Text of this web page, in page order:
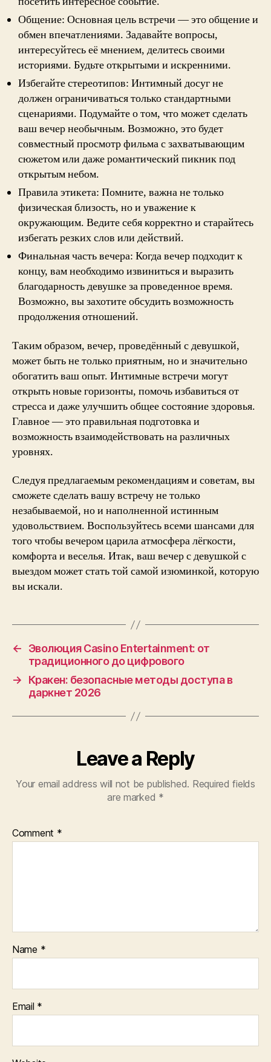
Общение: Основная цель встречи — это общение и
обмен впечатлениями. Задавайте вопросы,
интересуйтесь её мнением, делитесь своими
историями. Будьте открытыми и искренними.
Избегайте стереотипов: Интимный досуг не
должен ограничиваться только стандартными
сценариями. Подумайте о том, что может сделать
ваш вечер необычным. Возможно, это будет
совместный просмотр фильма с захватывающим
сюжетом или даже романтический пикник под
открытым небом.
Правила этикета: Помните, важна не только
физическая близость, но и уважение к
окружающим. Ведите себя корректно и старайтесь
избегать резких слов или действий.
Финальная часть вечера: Когда вечер подходит к
концу, вам необходимо извиниться и выразить
благодарность девушке за проведенное время.
Возможно, вы захотите обсудить возможность
продолжения отношений.
Таким образом, вечер, проведённый с девушкой,
может быть не только приятным, но и значительно
обогатить ваш опыт. Интимные встречи могут
открыть новые горизонты, помочь избавиться от
стресса и даже улучшить общее состояние здоровья.
Главное — это правильная подготовка и
возможность взаимодействовать на различных
уровнях.
Следуя предлагаемым рекомендациям и советам, вы
сможете сделать вашу встречу не только
незабываемой, но и наполненной истинным
удовольствием. Воспользуйтесь всеми шансами для
того чтобы вечером царила атмосфера лёгкости,
комфорта и веселья. Итак, ваш вечер с девушкой с
выездом может стать той самой изюминкой, которую
вы искали.
←
Эволюция Casino Entertainment: от
традиционного до цифрового
→
Кракен: безопасные методы доступа в
даркнет 2026
Leave a Reply
Your email address will not be published. Required fields
are marked *
Comment *
Name *
Email *